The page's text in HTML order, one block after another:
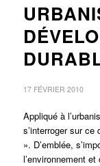
17 FÉVRIER 2010
Appliqué à
s’interroger sur
». D’emblée,
l’environnement